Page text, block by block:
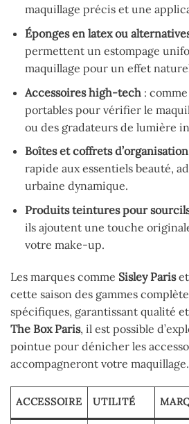
maquillage précis et une
Éponges en latex ou
permettent un estompage
maquillage pour un effet
Accessoires high-tech: comme
portables pour vérifier le
ou des gradateurs de lumière
Boîtes et coffrets d’organisation
rapide aux essentiels beauté,
urbaine dynamique.
Produits teintures pour
ils ajoutent une touche
votre make-up.
Les marques comme Sisley Pariset
cette saison des gammes
spécifiques, garantissant qualité
The Box Paris, il est possible
pointue pour dénicher les
accompagneront votre maquillage.
ACCESSOIRE UTILITÉ